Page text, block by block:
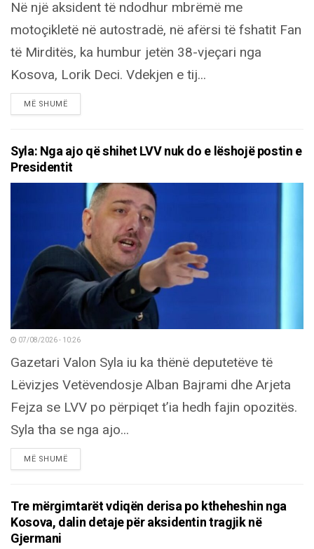
Në një aksident të ndodhur mbrëmë me
motoçikletë në autostradë, në afërsi të fshatit Fan
të Mirditës, ka humbur jetën 38-vjeçari nga
Kosova, Lorik Deci. Vdekjen e tij...
MË SHUMËDETAILS
Syla: Nga ajo që shihet LVV nuk do e lëshojë postin e
Presidentit
07/08/2026 - 10:26
Gazetari Valon Syla iu ka thënë deputetëve të
Lëvizjes Vetëvendosje Alban Bajrami dhe Arjeta
Fejza se LVV po përpiqet t’ia hedh fajin opozitës.
Syla tha se nga ajo...
MË SHUMËDETAILS
Tre mërgimtarët vdiqën derisa po ktheheshin nga
Kosova, dalin detaje për aksidentin tragjik në
Gjermani